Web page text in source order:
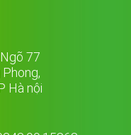
77
Hà nội